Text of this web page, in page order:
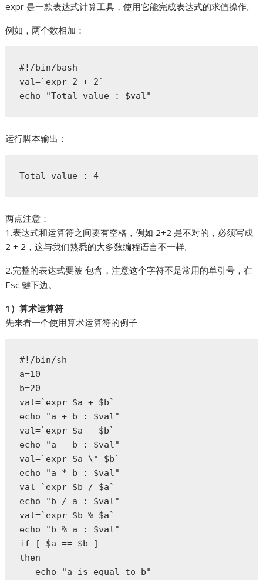
expr 是一款表达式计算工具，使用它能完成表达式的求值操作。
例如，两个数相加：
#!/bin/bash
val=`expr 2 + 2`
echo "Total value : $val"
运行脚本输出：
Total value : 4
两点注意：
1.表达式和运算符之间要有空格，例如 2+2 是不对的，必须写成
2 + 2，这与我们熟悉的大多数编程语言不一样。
2.完整的表达式要被包含，注意这个字符不是常用的单引号，在
Esc 键下边。
1）算术运算符
先来看一个使用算术运算符的例子
#!/bin/sh
a=10
b=20
val=`expr $a + $b`
echo "a + b : $val"
val=`expr $a - $b`
echo "a - b : $val"
val=`expr $a \* $b`
echo "a * b : $val"
val=`expr $b / $a`
echo "b / a : $val"
val=`expr $b % $a`
echo "b % a : $val"
if [ $a == $b ]
then
   echo "a is equal to b"